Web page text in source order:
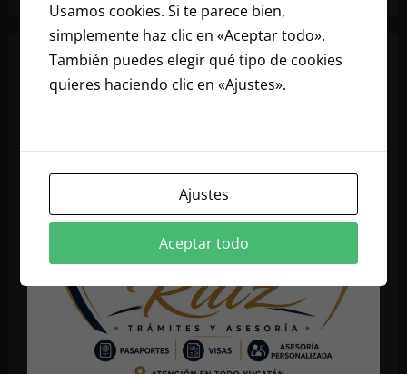
Usamos cookies. Si te parece bien,
simplemente haz clic en «Aceptar todo».
También puedes elegir qué tipo de cookies
quieres haciendo clic en «Ajustes».
Ajustes
Aceptar todo